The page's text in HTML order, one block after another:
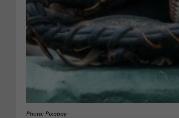
Photo: Pixabay